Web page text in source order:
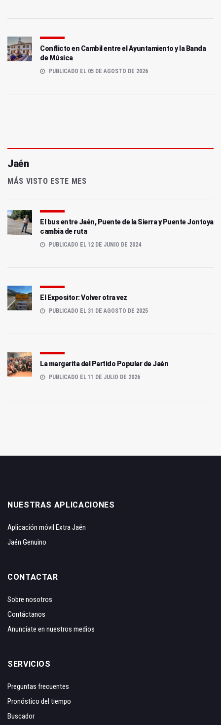
Conflicto en Cambil entre el Ayuntamiento y la Banda
de Música
PUBLICADO EL 05 DE AGOSTO DE 2026
Jaén
MÁS VISTO ESTE MES
El bus entre Jaén, Puente de la Sierra y Puente Jontoya
cambia de ruta
PUBLICADO EL 12 DE JUNIO DE 2024
El Expositor: Volver otra vez
PUBLICADO EL 31 DE AGOSTO DE 2025
La margarita del Partido Popular de Jaén
PUBLICADO EL 11 DE JULIO DE 2026
NUESTRAS APLICACIONES
Aplicación móvil Extra Jaén
Jaén Genuino
CONTACTAR
Sobre nosotros
Contáctanos
Anunciate en nuestros medios
SERVICIOS
Preguntas frecuentes
Pronóstico del tiempo
Buscador